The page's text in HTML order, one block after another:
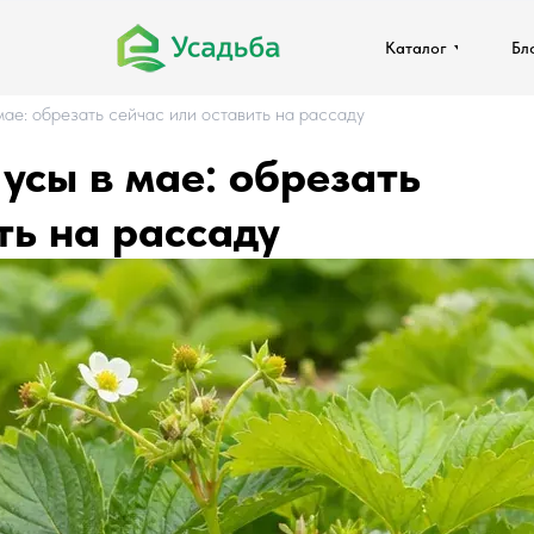
Каталог
Каталог
обрезать сейчас или оставить на рассаду
в мае: обрезать
на рассаду